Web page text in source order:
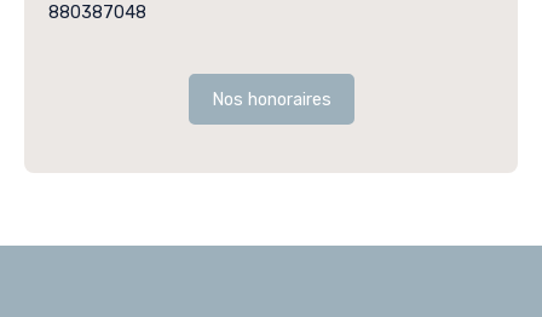
880387048
Nos honoraires